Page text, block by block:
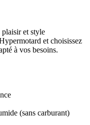
et style
et choisissez
à vos besoins.
(sans carburant)